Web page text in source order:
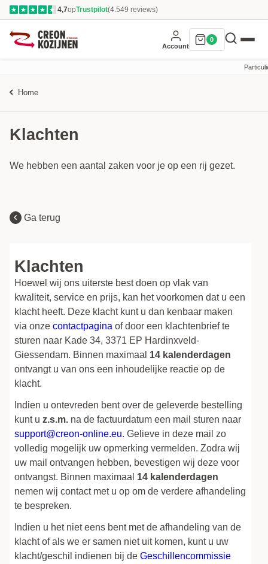
★ ★ ★ ★ ★ 4,7opTrustpilot(4.549 reviews)
Account
0
Home
Klachten
We hebben een aantal zaken voor je op een rij gezet.
Ga terug
Klachten
Hoewel wij ons uiterste best doen op vlak van
kwaliteit, service en prijs, kan het voorkomen dat u een
klacht heeft. Deze klacht kunt u dan kenbaar maken
via onze contactpagina of door een klachtenbrief te
sturen naar Kade 34, 3371 EP Hardinxveld-
Giessendam. Binnen maximaal 14 kalenderdagen
ontvangt u van ons een inhoudelijke reactie op de
klacht.
Indien u ontevreden bent over de geleverde bestelling
kunt u z.s.m. na de factuurdatum een mail sturen naar
support@creon-online.eu. Gelieve in deze mail zo
volledig mogelijk uw opmerking vermelden. Zodra wij
uw mail ontvangen hebben, bevestigen wij deze voor
ontvangst. Binnen maximaal 14 kalenderdagen
nemen wij contact met u op om de verdere afhandeling
te bespreken.
Indien u het niet eens bent met de afhandeling van de
klacht of als we er samen niet uit komen, kunt u uw
klacht/geschil indienen bij de Geschillencommissie